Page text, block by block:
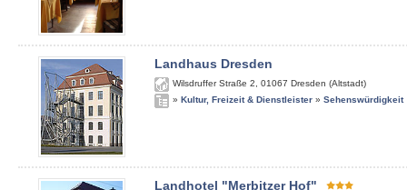
Landhaus Dresden
Wilsdruffer Straße 2 01067 Dresden (Altstadt)
» Kultur, Freizeit & Dienstleister » Sehenswürdigkeit
Landhotel "Merbitzer Hof"